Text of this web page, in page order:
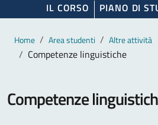
IL CORSO PIANO DI
Contenuto
Breadcrumb
Home Area studenti Altre attività
Competenze linguistiche
Competenze